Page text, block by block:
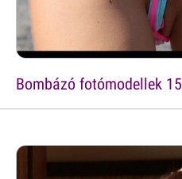
Bombázó fotómodellek 15